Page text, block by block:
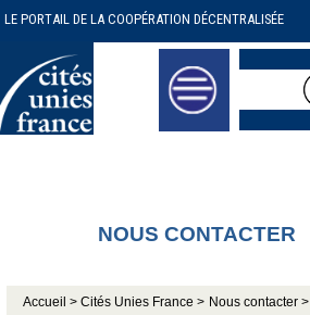
LE PORTAIL DE LA COOPÉRATION DÉCENTRALISÉE
NOUS CONTACTER
Accueil >Cités Unies France > Nous contacter >